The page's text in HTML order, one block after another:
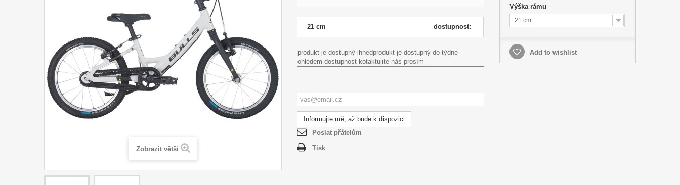
Zobrazit větší
21 cm dostupnost:
produkt je dostupný ihnedprodukt je dostupný do týdne
ohledem dostupnost kotaktujite nás prosím
Informujte mě, až bude k dispozici
Poslat přátelům
Tisk
Výška rámu
21 cm
Add to wishlist